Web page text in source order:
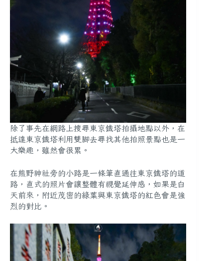
除了事先在網路上搜尋東京鐵塔拍攝地點以外，在
抵達東京鐵塔利用雙腳去尋找其他拍照景點也是一
大樂趣，雖然會很累。
在熊野神社旁的小路是一條筆直通往東京鐵塔的道
路，直式的照片會讓整體有視覺延伸感，如果是白
天前來，附近茂密的綠葉與東京鐵塔的紅色會是強
烈的對比。